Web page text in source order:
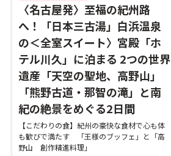
〈名古屋発〉至福の紀州路
へ！「日本三古湯」白浜温泉
の＜全室スイート〉宮殿「ホ
テル川久」に泊まる 2つの世界
遺産「天空の聖地、高野山」
「熊野古道・那智の滝」と南
紀の絶景をめぐる2日間
【こだわりの食】紀州の豪快な食材で心も体
も歓びで満たす 「王様のブッフェ」と「高
野山 創作精進料理」